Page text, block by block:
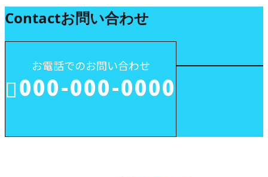
Contactお問い合わせ
お電話でのお問い合わせ
000-000-0000